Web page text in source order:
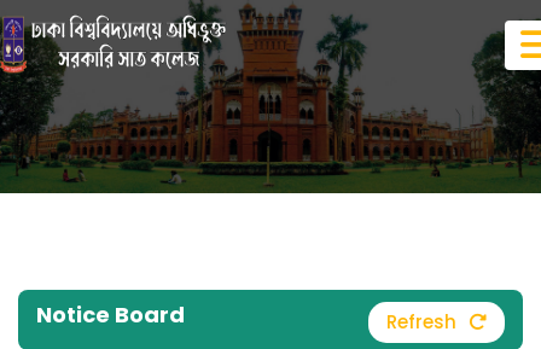
Notice Board Refresh